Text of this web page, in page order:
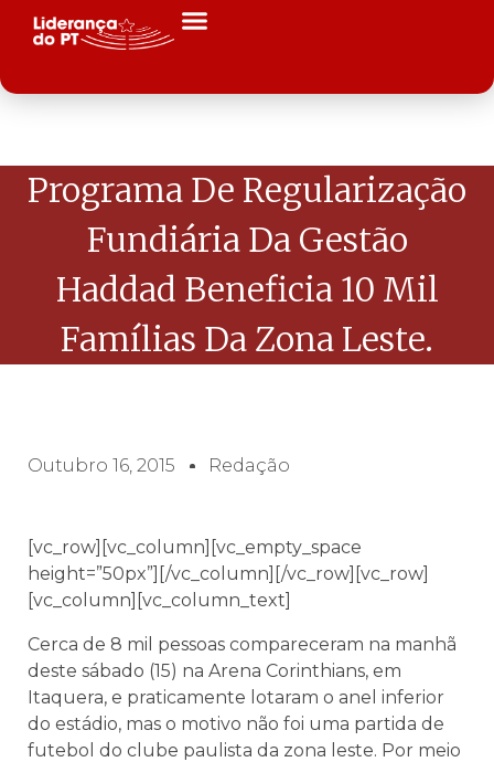
Programa De Regularização
Fundiária Da Gestão
Haddad Beneficia 10 Mil
Famílias Da Zona Leste.
Outubro 16, 2015 Redação
[vc_row][vc_column][vc_empty_space
height=”50px”][/vc_column][/vc_row][vc_row]
[vc_column][vc_column_text]
Cerca de 8 mil pessoas compareceram na manhã
deste sábado (15) na Arena Corinthians, em
Itaquera, e praticamente lotaram o anel inferior
do estádio, mas o motivo não foi uma partida de
futebol do clube paulista da zona leste. Por meio